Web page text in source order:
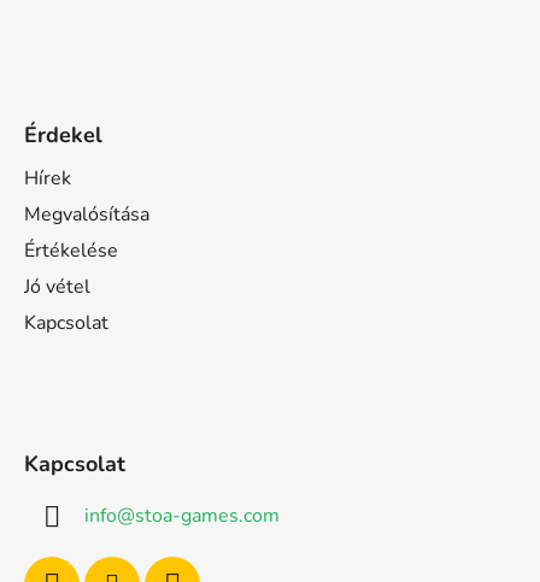
Érdekel
Hírek
Megvalósítása
Értékelése
Jó vétel
Kapcsolat
Kapcsolat
info@stoa-games.com